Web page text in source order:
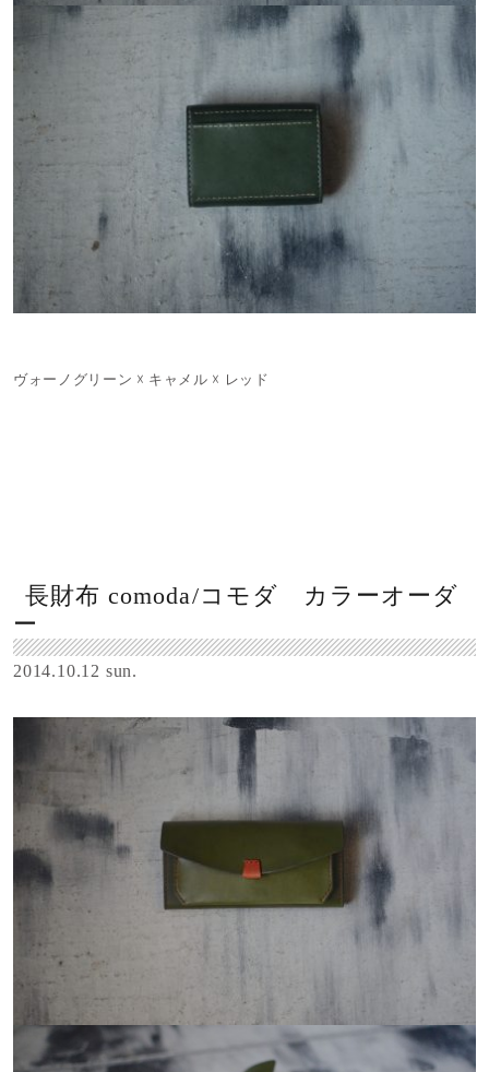
ヴォーノグリーン ☓ キャメル ☓ レッド
長財布 comoda/コモダ カラーオーダ
ー
2014.10.12 sun.